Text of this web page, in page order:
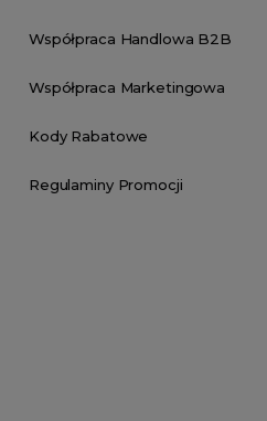
Współpraca Handlowa B2B
Współpraca Marketingowa
Kody Rabatowe
Regulaminy Promocji